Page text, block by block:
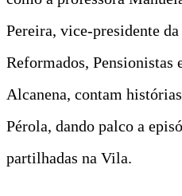
Pereira, vice-presidente
Reformados, Pensionistas
Alcanena, contam
Pérola, dando palco a
partilhadas na Vila.